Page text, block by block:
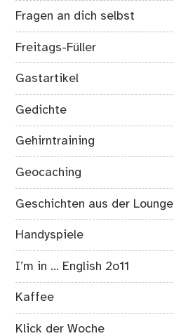
Fragen an dich selbst
Freitags-Füller
Gastartikel
Gedichte
Gehirntraining
Geocaching
Geschichten aus der Lounge
Handyspiele
I’m in … English 2o11
Kaffee
Klick der Woche